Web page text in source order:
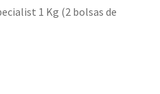
1 Kg (2 bolsas de